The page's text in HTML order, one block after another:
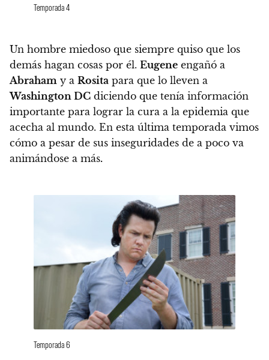
Temporada 4
Un hombre miedoso que siempre quiso que los
demás hagan cosas por él. Eugene engañó a
Abraham y a Rosita para que lo lleven a
Washington DC diciendo que tenía información
importante para lograr la cura a la epidemia que
acecha al mundo. En esta última temporada vimos
cómo a pesar de sus inseguridades de a poco va
animándose a más.
Temporada 6